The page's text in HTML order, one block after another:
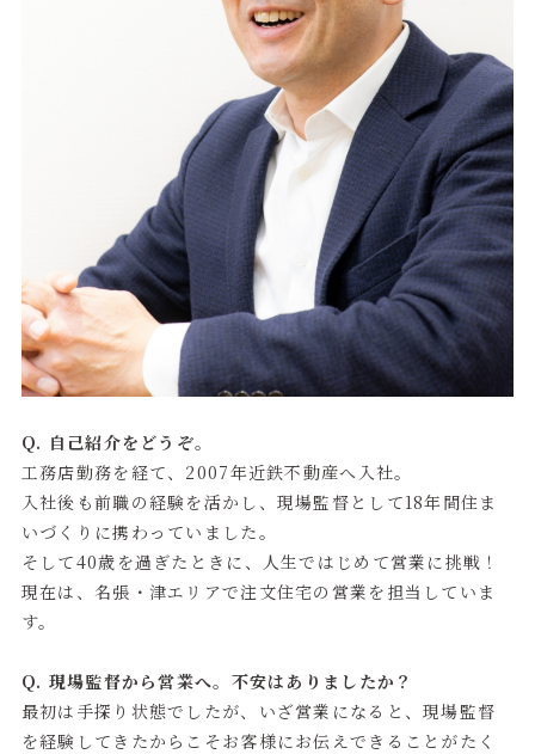
Q. 自己紹介をどうぞ。
工務店勤務を経て、2007年近鉄不動産へ入社。
入社後も前職の経験を活かし、現場監督として18年間住ま
いづくりに携わっていました。
そして40歳を過ぎたときに、人生ではじめて営業に挑戦！
現在は、名張・津エリアで注文住宅の営業を担当していま
す。
Q. 現場監督から営業へ。不安はありましたか？
最初は手探り状態でしたが、いざ営業になると、現場監督
を経験してきたからこそお客様にお伝えできることがたく